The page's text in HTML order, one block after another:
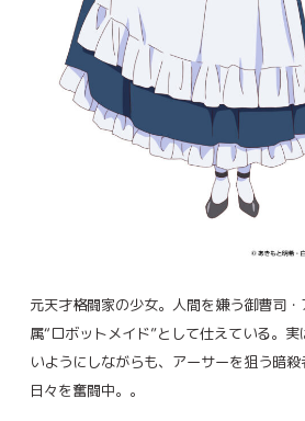
元天才格闘家の少女。人間を嫌う御曹司
属“ロボットメイド”として仕えている。
いようにしながらも、アーサーを狙う暗
日々を奮闘中。。